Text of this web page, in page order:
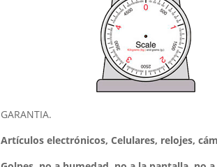
GARANTIA.
Artículos electrónicos, Celulares, relojes,